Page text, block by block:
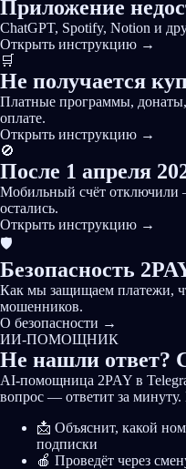
Приложение
ChatGPT, Spotify, Notion и
Открыть инструкцию →
🛒
Не получается
Платные программы,
оплате.
Открыть инструкцию →
🚫
После 1 апреля
Мобильный счёт отключили
остались.
Открыть инструкцию →
🛡️
Безопасность
Как мы защищаем платежи,
мошенников.
О безопасности →
ИИ-ПОМОЩНИК
Не нашли ответ?
AI-помощница 2PAY в
вопрос — ответит за минуту.
📩 Объяснит, какой
подписки
🍎 Проведёт через